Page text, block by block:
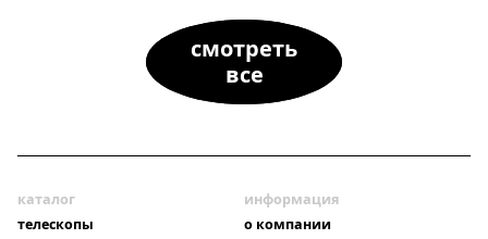
смотреть
все
каталог
телескопы
информация
о компании